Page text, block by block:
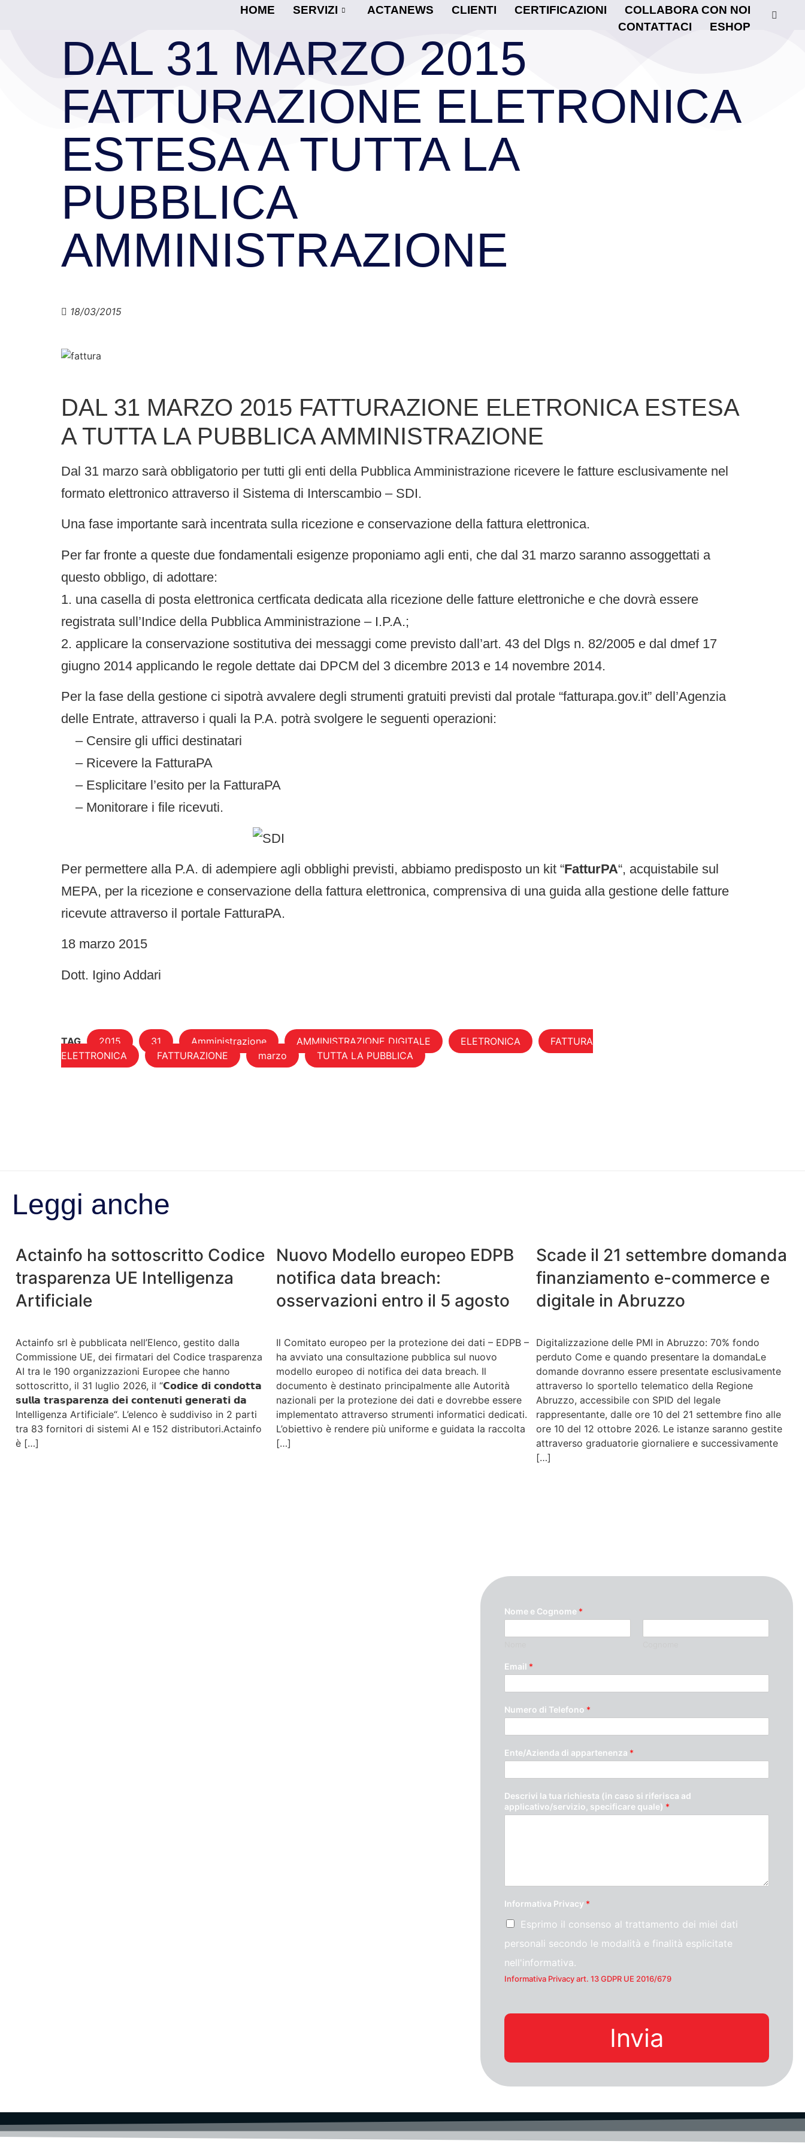
HOME SERVIZI ACTANEWS CLIENTI CERTIFICAZIONI
COLLABORA CON NOI
CONTATTACI
ESHOP
DAL 31 MARZO 2015
FATTURAZIONE ELETRONICA
ESTESA A TUTTA LA
PUBBLICA
AMMINISTRAZIONE
18/03/2015
DAL 31 MARZO 2015 FATTURAZIONE ELETRONICA ESTESA
A TUTTA LA PUBBLICA AMMINISTRAZIONE
Dal 31 marzo sarà obbligatorio per tutti gli enti della Pubblica Amministrazione ricevere le fatture esclusivamente nel
formato elettronico attraverso il Sistema di Interscambio – SDI.
Una fase importante sarà incentrata sulla ricezione e conservazione della fattura elettronica.
Per far fronte a queste due fondamentali esigenze proponiamo agli enti, che dal 31 marzo saranno assoggettati a
questo obbligo, di adottare:
1. una casella di posta elettronica certficata dedicata alla ricezione delle fatture elettroniche e che dovrà essere
registrata sull’Indice della Pubblica Amministrazione – I.P.A.;
2. applicare la conservazione sostitutiva dei messaggi come previsto dall’art. 43 del Dlgs n. 82/2005 e dal dmef 17
giugno 2014 applicando le regole dettate dai DPCM del 3 dicembre 2013 e 14 novembre 2014.
Per la fase della gestione ci sipotrà avvalere degli strumenti gratuiti previsti dal protale “fatturapa.gov.it” dell’Agenzia
delle Entrate, attraverso i quali la P.A. potrà svolgere le seguenti operazioni:
– Censire gli uffici destinatari
– Ricevere la FatturaPA
– Esplicitare l’esito per la FatturaPA
– Monitorare i file ricevuti.
Per permettere alla P.A. di adempiere agli obblighi previsti, abbiamo predisposto un kit “FatturPA“, acquistabile sul
MEPA, per la ricezione e conservazione della fattura elettronica, comprensiva di una guida alla gestione delle fatture
ricevute attraverso il portale FatturaPA.
18 marzo 2015
Dott. Igino Addari
TAG 2015 31 Amministrazione AMMINISTRAZIONE DIGITALE ELETRONICA
FATTURA
ELETTRONICA
FATTURAZIONE marzo TUTTA LA PUBBLICA
Leggi anche
Actainfo ha sottoscritto Codice
trasparenza UE Intelligenza
Artificiale
Actainfo srl è pubblicata nell’Elenco, gestito dalla
Commissione UE, dei firmatari del Codice trasparenza
AI tra le 190 organizzazioni Europee che hanno
sottoscritto, il 31 luglio 2026, il “𝗖𝗼𝗱𝗶𝗰𝗲 𝗱𝗶 𝗰𝗼𝗻𝗱𝗼𝘁𝘁𝗮
𝘀𝘂𝗹𝗹𝗮 𝘁𝗿𝗮𝘀𝗽𝗮𝗿𝗲𝗻𝘇𝗮 𝗱𝗲𝗶 𝗰𝗼𝗻𝘁𝗲𝗻𝘂𝘁𝗶 𝗴𝗲𝗻𝗲𝗿𝗮𝘁𝗶 𝗱𝗮
Intelligenza Artificiale“. L’elenco è suddiviso in 2 parti
tra 83 fornitori di sistemi AI e 152 distributori.Actainfo
è […]
Nuovo Modello europeo EDPB
notifica data breach:
osservazioni entro il 5 agosto
Il Comitato europeo per la protezione dei dati – EDPB –
ha avviato una consultazione pubblica sul nuovo
modello europeo di notifica dei data breach. Il
documento è destinato principalmente alle Autorità
nazionali per la protezione dei dati e dovrebbe essere
implementato attraverso strumenti informatici dedicati.
L’obiettivo è rendere più uniforme e guidata la raccolta
[…]
Scade il 21 settembre domanda
finanziamento e-commerce e
digitale in Abruzzo
Digitalizzazione delle PMI in Abruzzo: 70% fondo
perduto Come e quando presentare la domandaLe
domande dovranno essere presentate esclusivamente
attraverso lo sportello telematico della Regione
Abruzzo, accessibile con SPID del legale
rappresentante, dalle ore 10 del 21 settembre fino alle
ore 10 del 12 ottobre 2026. Le istanze saranno gestite
attraverso graduatorie giornaliere e successivamente
[…]
Nome e Cognome *
Email *
Numero di Telefono *
Ente/Azienda di appartenenza *
Descrivi la tua richiesta (in caso si riferisca ad
applicativo/servizio, specificare quale) *
Informativa Privacy *
Esprimo il consenso al trattamento dei miei dati
personali secondo le modalità e finalità esplicitate
nell'informativa.
Informativa Privacy art. 13 GDPR UE 2016/679
Invia